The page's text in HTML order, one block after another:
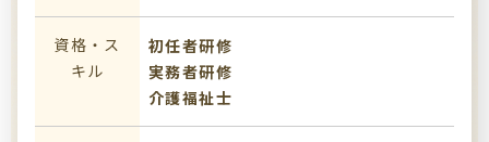
資格・ス
キル
初任者研修
実務者研修
介護福祉士